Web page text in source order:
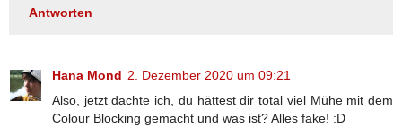
Antworten
Hana Mond 2. Dezember 2020 um 09:21
Also, jetzt dachte ich, du hättest dir total viel Mühe mit dem
Colour Blocking gemacht und was ist? Alles fake! :D